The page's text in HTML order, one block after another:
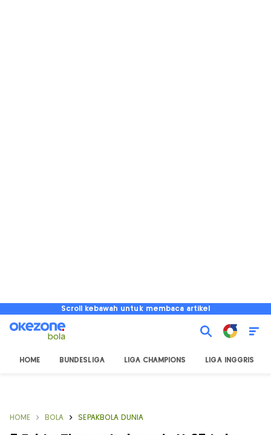
Scroll kebawah untuk membaca artikel
HOME BUNDESLIGA LIGA CHAMPIONS LIGA INGGRIS
HOME BOLA SEPAKBOLA DUNIA